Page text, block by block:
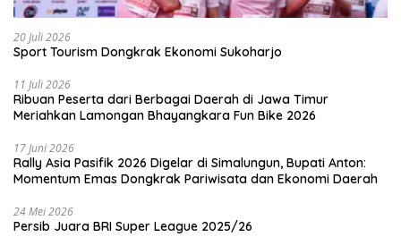
20 Juli 2026
Sport Tourism Dongkrak Ekonomi Sukoharjo
11 Juli 2026
Ribuan Peserta dari Berbagai Daerah di Jawa Timur
Meriahkan Lamongan Bhayangkara Fun Bike 2026
17 Juni 2026
Rally Asia Pasifik 2026 Digelar di Simalungun, Bupati Anton:
Momentum Emas Dongkrak Pariwisata dan Ekonomi Daerah
24 Mei 2026
Persib Juara BRI Super League 2025/26